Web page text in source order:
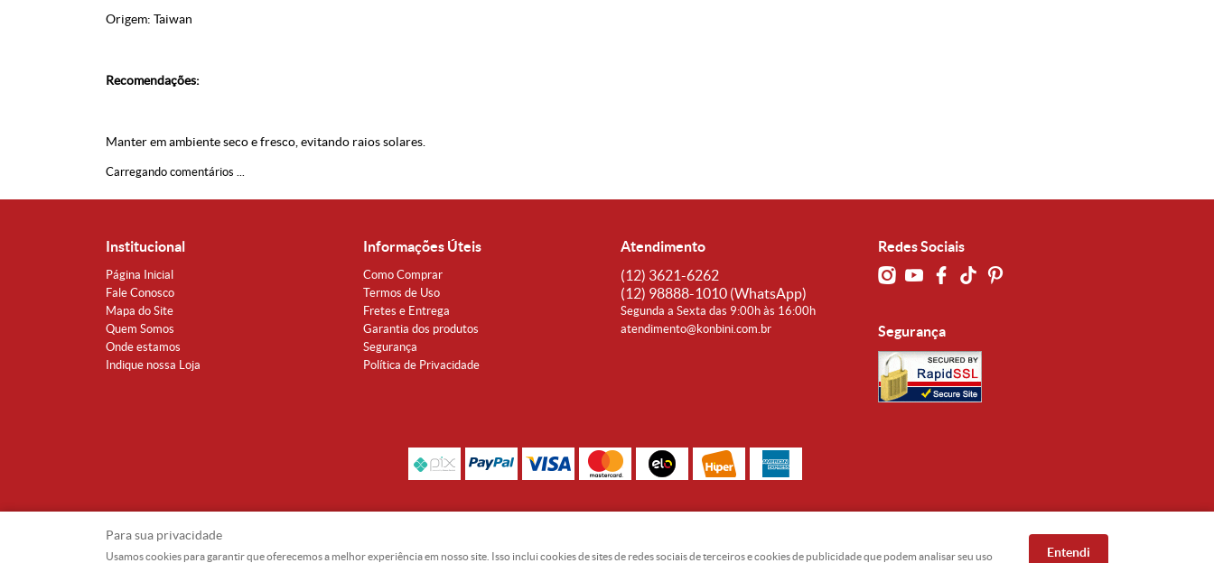
Origem: Taiwan
Recomendações:
Manter em ambiente seco e fresco, evitando raios solares.
Carregando comentários ...
Institucional
Página Inicial
Fale Conosco
Mapa do Site
Quem Somos
Onde estamos
Indique nossa Loja
Informações Úteis
Como Comprar
Termos de Uso
Fretes e Entrega
Garantia dos produtos
Segurança
Política de Privacidade
Atendimento
(12) 3621-6262
(12) 98888-1010 (WhatsApp)
Segunda a Sexta das 9:00h às 16:00h
atendimento@konbini.com.br
Redes Sociais
Segurança
Para sua privacidade
Usamos cookies para garantir que oferecemos a melhor experiência em nosso site. Isso inclui cookies de sites de redes sociais de terceiros e cookies de publicidade que podem analisar seu uso Entendi